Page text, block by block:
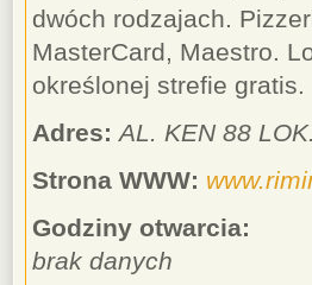
dwóch rodzajach.
MasterCard, Maestro.
określonej strefie gratis.
Adres: AL. KEN 88
Strona WWW:
Godziny otwarcia:
brak danych